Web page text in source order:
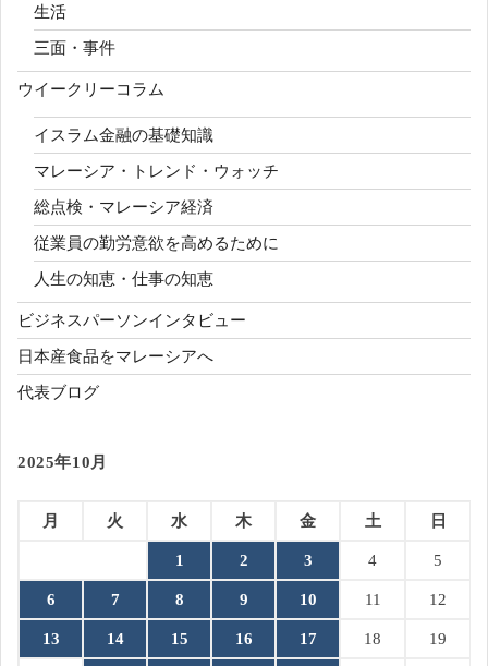
生活
三面・事件
ウイークリーコラム
イスラム金融の基礎知識
マレーシア・トレンド・ウォッチ
総点検・マレーシア経済
従業員の勤労意欲を高めるために
人生の知恵・仕事の知恵
ビジネスパーソンインタビュー
日本産食品をマレーシアへ
代表ブログ
2025年10月
月 火 水 木 金 土 日
1 2 3 4 5
6 7 8 9 10 11 12
13 14 15 16 17 18 19